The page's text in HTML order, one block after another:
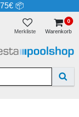
📦
Merkliste
0
Warenkorb